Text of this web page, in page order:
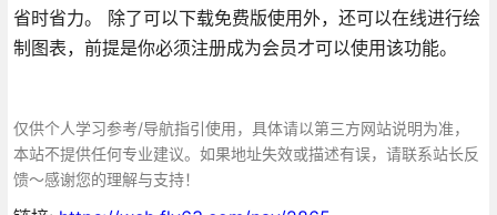
省时省力。 除了可以下载免费版使用外，还可以在线进行绘
制图表，前提是你必须注册成为会员才可以使用该功能。
仅供个人学习参考/导航指引使用，具体请以第三方网站说明为准，
本站不提供任何专业建议。如果地址失效或描述有误，请联系站长反
馈～感谢您的理解与支持！